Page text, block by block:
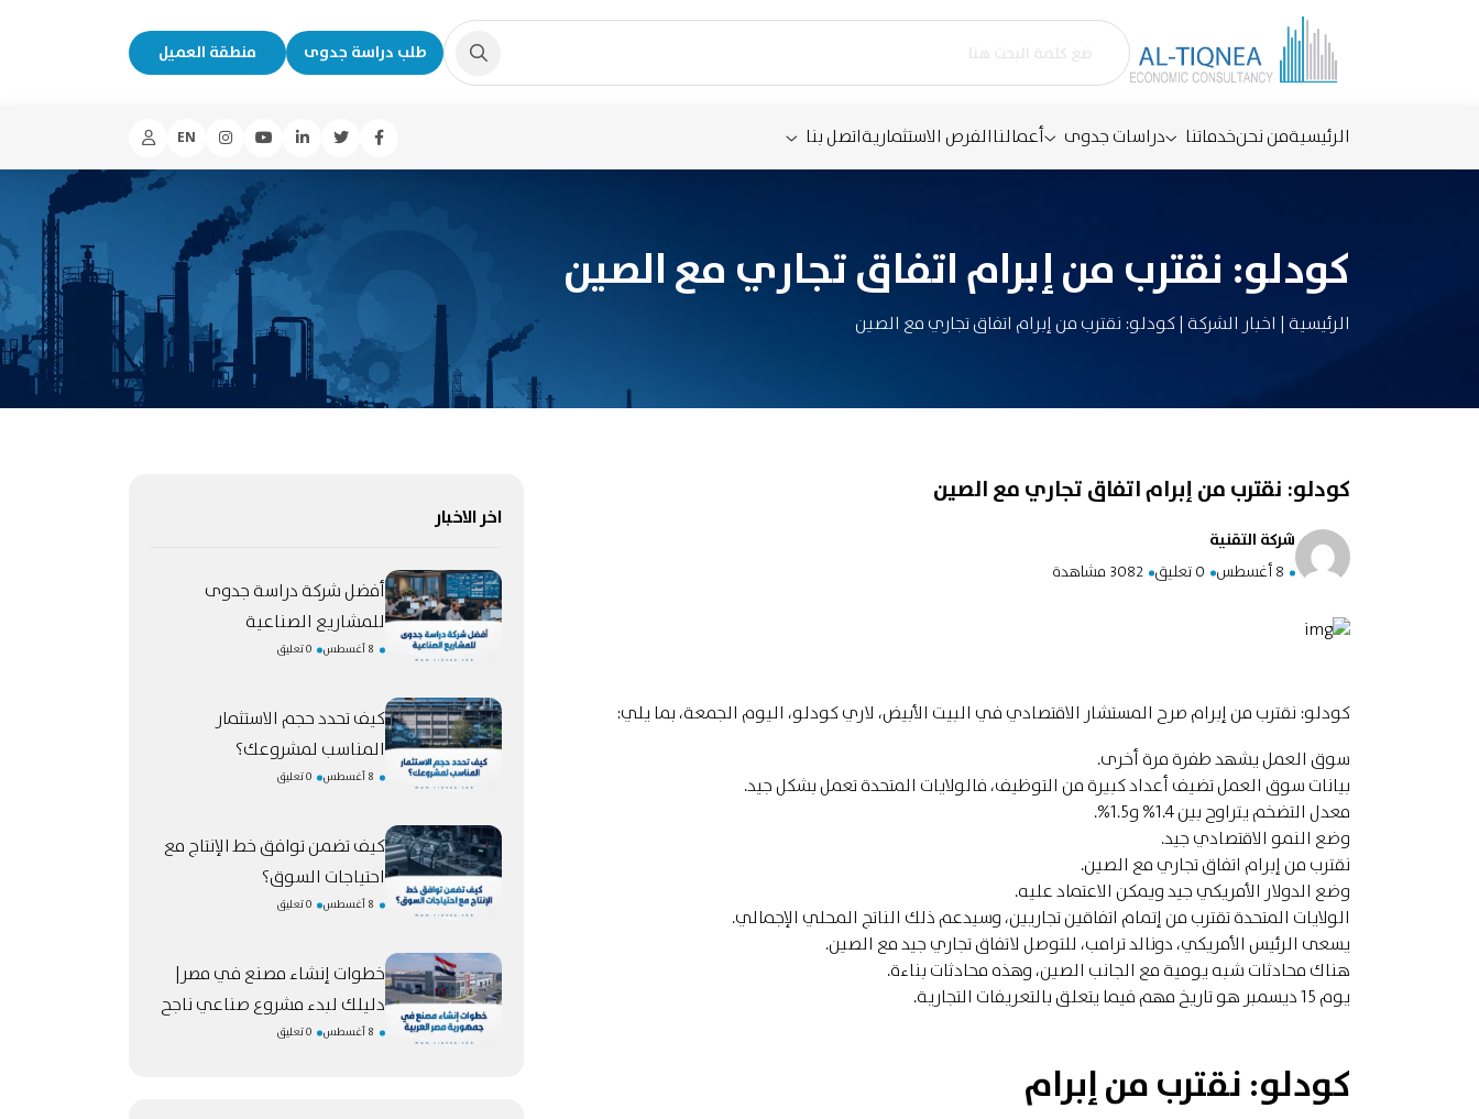
طلب دراسة جدوى منطقة العميل
الرئيسيةمن نحنخدماتنا دراسات جدوى أعمالناالفرص الاستثماريةاتصل بنا EN
كودلو: نقترب من إبرام اتفاق تجاري مع الصين
الرئيسية | اخبار الشركة |كودلو: نقترب من إبرام اتفاق تجاري مع الصين
كودلو: نقترب من إبرام اتفاق تجاري مع الصين
شركة التقنية
8 أغسطس
0 تعليق 3082 مشاهدة
كودلو: نقترب من إبرام صرح المستشار الاقتصادي في البيت الأبيض، لاري كودلو، اليوم الجمعة، بما يلي:
سوق العمل يشهد طفرة مرة أخرى.
بيانات سوق العمل تضيف أعداد كبيرة من التوظيف، فالولايات المتحدة تعمل بشكل جيد.
معدل التضخم يتراوح بين 1.4% و1.5%.
وضع النمو الاقتصادي جيد.
نقترب من إبرام اتفاق تجاري مع الصين.
وضع الدولار الأمريكي جيد ويمكن الاعتماد عليه.
الولايات المتحدة تقترب من إتمام اتفاقين تجاريين، وسيدعم ذلك الناتج المحلي الإجمالي.
يسعى الرئيس الأمريكي، دونالد ترامب، للتوصل لاتفاق تجاري جيد مع الصين.
هناك محادثات شبه يومية مع الجانب الصين، وهذه محادثات بناءة.
يوم 15 ديسمبر هو تاريخ مهم فيما يتعلق بالتعريفات التجارية.
كودلو: نقترب من إبرام
اخر الاخبار
أفضل شركة دراسة جدوى
للمشاريع الصناعية
8 أغسطس 0 تعليق
كيف تحدد حجم الاستثمار
المناسب لمشروعك؟
8 أغسطس 0 تعليق
كيف تضمن توافق خط الإنتاج مع
احتياجات السوق؟
8 أغسطس 0 تعليق
خطوات إنشاء مصنع في مصر|
دليلك لبدء مشروع صناعي ناجح
8 أغسطس 0 تعليق